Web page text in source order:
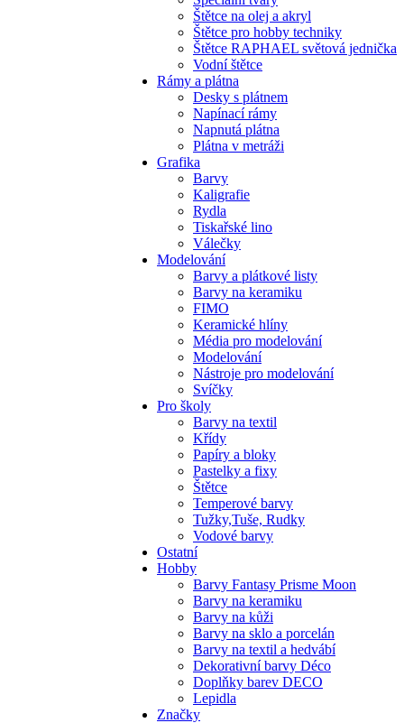
Štětce na olej a akryl
Štětce pro hobby techniky
Štětce RAPHAEL světová jednička
Vodní štětce
Rámy a plátna
Desky s plátnem
Napínací rámy
Napnutá plátna
Plátna v metráži
Grafika
Barvy
Kaligrafie
Rydla
Tiskařské lino
Válečky
Modelování
Barvy a plátkové listy
Barvy na keramiku
FIMO
Keramické hlíny
Média pro modelování
Modelování
Nástroje pro modelování
Svíčky
Pro školy
Barvy na textil
Křídy
Papíry a bloky
Pastelky a fixy
Štětce
Temperové barvy
Tužky,Tuše, Rudky
Vodové barvy
Ostatní
Hobby
Barvy Fantasy Prisme Moon
Barvy na keramiku
Barvy na kůži
Barvy na sklo a porcelán
Barvy na textil a hedvábí
Dekorativní barvy Déco
Doplňky barev DECO
Lepidla
Značky